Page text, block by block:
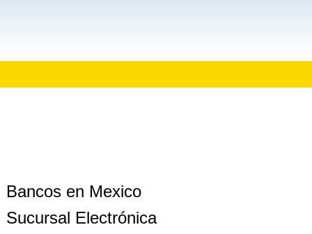
Bancos en Mexico
Sucursal Electrónica